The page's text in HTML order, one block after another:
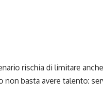
rischia di limitare
non basta avere talento: